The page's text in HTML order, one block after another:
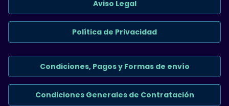
Aviso Legal
Política de Privacidad
Condiciones, Pagos y Formas de envío
Condiciones Generales de Contratación